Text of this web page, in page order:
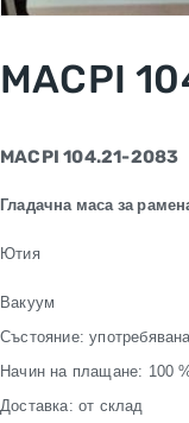
MACPI
MACPI 104.21-2083
Гладачна маса за
Ютия
Вакуум
Състояние: употребявана
Начин на плащане: 100
Доставка: от склад